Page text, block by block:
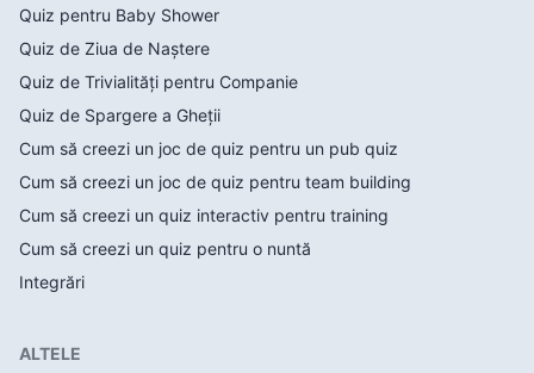
Quiz pentru Baby Shower
Quiz de Ziua de Naștere
Quiz de Trivialități pentru Companie
Quiz de Spargere a Gheții
Cum să creezi un joc de quiz pentru un pub quiz
Cum să creezi un joc de quiz pentru team building
Cum să creezi un quiz interactiv pentru training
Cum să creezi un quiz pentru o nuntă
Integrări
ALTELE